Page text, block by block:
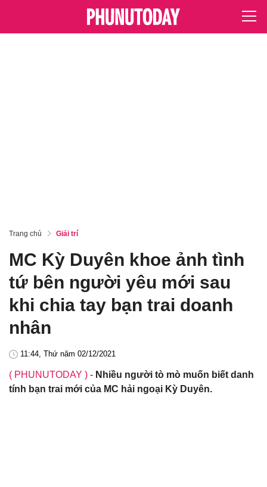
Trang chủ Giải trí
MC Kỳ Duyên khoe ảnh tình
tứ bên người yêu mới sau
khi chia tay bạn trai doanh
nhân
11:44, Thứ năm 02/12/2021
( PHUNUTODAY ) - Nhiều người tò mò muốn biết danh
tính bạn trai mới của MC hải ngoại Kỳ Duyên.